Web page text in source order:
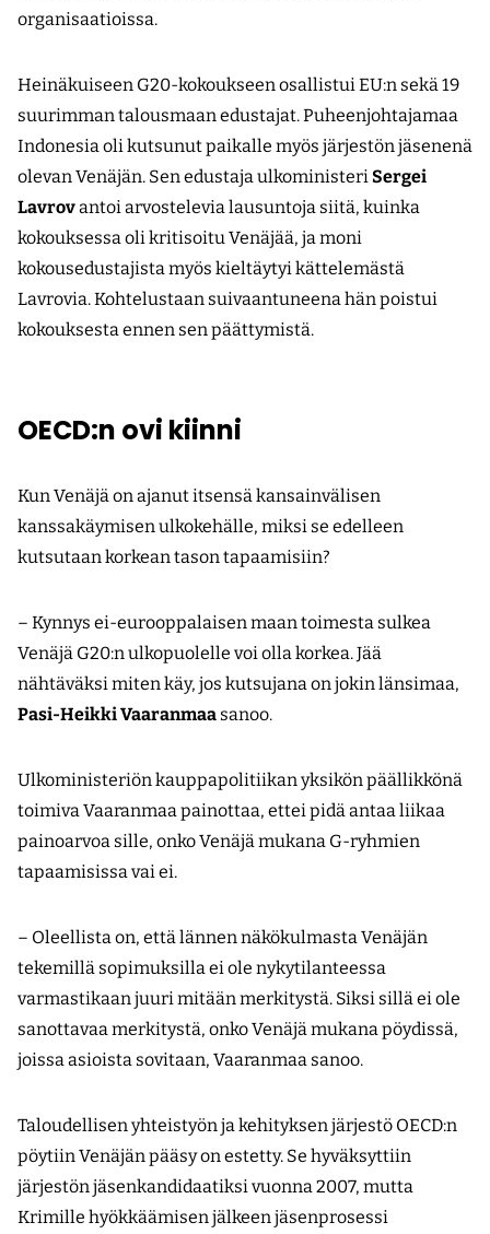
organisaatioissa.
Heinäkuiseen G20-kokoukseen osallistui EU:n sekä 19
suurimman talousmaan edustajat. Puheenjohtajamaa
Indonesia oli kutsunut paikalle myös järjestön jäsenenä
olevan Venäjän. Sen edustaja ulkoministeri Sergei
Lavrovantoi arvostelevia lausuntoja siitä, kuinka
kokouksessa oli kritisoitu Venäjää, ja moni
kokousedustajista myös kieltäytyi kättelemästä
Lavrovia. Kohtelustaan suivaantuneena hän poistui
kokouksesta ennen sen päättymistä.
OECD:n ovi kiinni
Kun Venäjä on ajanut itsensä kansainvälisen
kanssakäymisen ulkokehälle, miksi se edelleen
kutsutaan korkean tason tapaamisiin?
– Kynnys ei-eurooppalaisen maan toimesta sulkea
Venäjä G20:n ulkopuolelle voi olla korkea. Jää
nähtäväksi miten käy, jos kutsujana on jokin länsimaa,
Pasi-Heikki Vaaranmaa sanoo.
Ulkoministeriön kauppapolitiikan yksikön päällikkönä
toimiva Vaaranmaa painottaa, ettei pidä antaa liikaa
painoarvoa sille, onko Venäjä mukana G-ryhmien
tapaamisissa vai ei.
– Oleellista on, että lännen näkökulmasta Venäjän
tekemillä sopimuksilla ei ole nykytilanteessa
varmastikaan juuri mitään merkitystä. Siksi sillä ei ole
sanottavaa merkitystä, onko Venäjä mukana pöydissä,
joissa asioista sovitaan, Vaaranmaa sanoo.
Taloudellisen yhteistyön ja kehityksen järjestö OECD:n
pöytiin Venäjän pääsy on estetty. Se hyväksyttiin
järjestön jäsenkandidaatiksi vuonna 2007, mutta
Krimille hyökkäämisen jälkeen jäsenprosessi